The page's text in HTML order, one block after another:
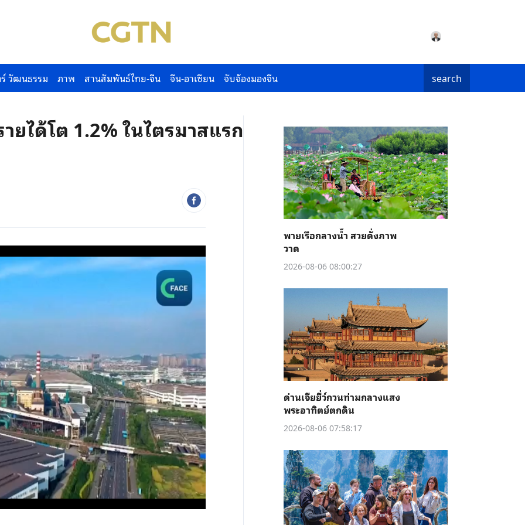
วัฒนธรรม ภาพ สานสัมพันธ์ไทย-จีน จีน-อาเซียน จับจ้องมองจีน search
ได้โต 1.2% ในไตรมาสแรก
พายเรือกลางน้ำ สวยดั่งภาพ
วาด
2026-08-06 08:00:27
ด่านเจียยี่ว์กวนท่ามกลางแสง
พระอาทิตย์ตกดิน
2026-08-06 07:58:17